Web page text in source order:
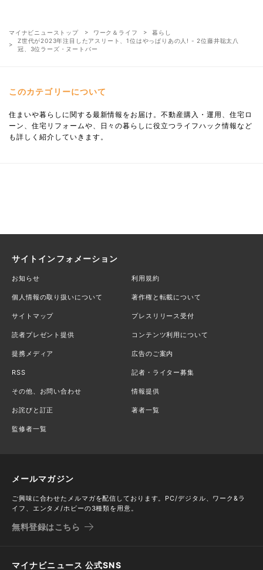
マイナビニューストップ ワーク＆ライフ
暮らし
Z世代が2023年注目したアスリート、1位はやっぱりあの人! - 2位藤井聡太八
冠、3位ラーズ・ヌートバー
このカテゴリーについて
住まいや暮らしに関する最新情報をお届け。不動産購入・運用、住宅ロ
ーン、住宅リフォームや、日々の暮らしに役立つライフハック情報など
も詳しく紹介していきます。
サイトインフォメーション
お知らせ 利用規約
個人情報の取り扱いについて 著作権と転載について
サイトマップ プレスリリース受付
読者プレゼント提供 コンテンツ利用について
提携メディア 広告のご案内
RSS 記者・ライター募集
その他、お問い合わせ 情報提供
お詫びと訂正 著者一覧
監修者一覧
メールマガジン
ご興味に合わせたメルマガを配信しております。PC/デジタル、ワーク&ラ
イフ、エンタメ/ホビーの3種類を用意。
無料登録はこちら
マイナビニュース 公式SNS